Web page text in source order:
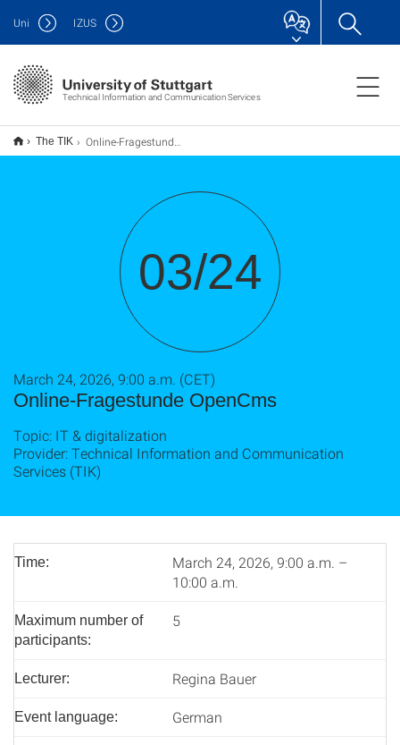
Technical Information and Communication Services
Uni IZUS
The TIK Online-Fragestunde OpenCms
03/24
Online-Fragestunde OpenCms
March 24, 2026, 9:00 a.m. (CET)
Topic: IT & digitalization
Provider: Technical Information and Communication
Services (TIK)
Time:
March 24, 2026, 9:00 a.m. –
10:00 a.m.
Maximum number of
participants:
5
Lecturer: Regina Bauer
Event language: German